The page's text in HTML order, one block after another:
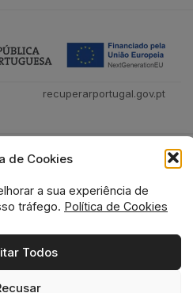
de Cookies
a sua experiência de
tráfego. Política de Cookies
Todos
recuperarportugal.gov.pt